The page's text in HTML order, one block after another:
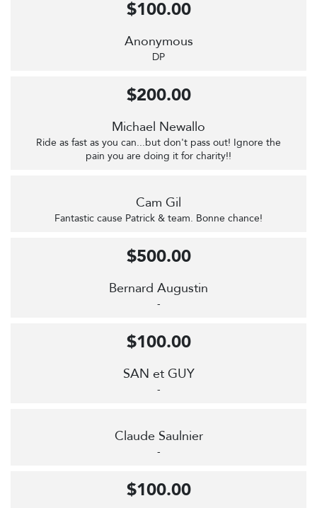
Anonymous
DP
$100.00
Michael Newallo
Ride as fast as you can...but don't pass out! Ignore the
pain you are doing it for charity!!
$200.00
Cam Gil
Fantastic cause Patrick & team. Bonne chance!
Bernard Augustin
-
$500.00
SAN et GUY
-
$100.00
Claude Saulnier
-
$100.00